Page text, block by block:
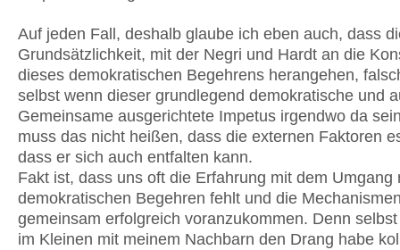
Auf jeden Fall, deshalb glaube ich eben auch, dass
Grundsätzlichkeit, mit der Negri und Hardt an die
dieses demokratischen Begehrens herangehen,
selbst wenn dieser grundlegend demokratische und
Gemeinsame ausgerichtete Impetus irgendwo da
muss das nicht heißen, dass die externen Faktoren
dass er sich auch entfalten kann.
Fakt ist, dass uns oft die Erfahrung mit dem Umgang
demokratischen Begehren fehlt und die
gemeinsam erfolgreich voranzukommen. Denn
im Kleinen mit meinem Nachbarn den Drang habe